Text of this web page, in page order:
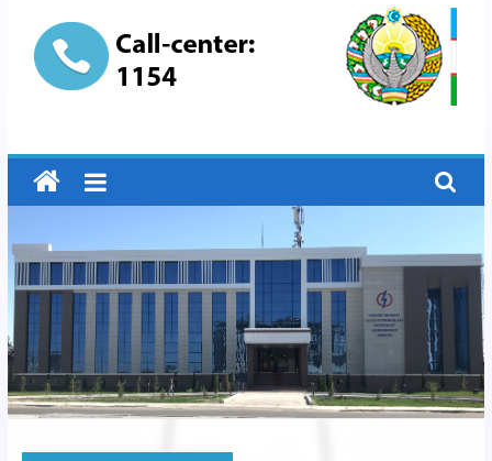
АО
"Бухарское
Предприятие
Территориальных
Электрических
сетей"
АО
"Бухарское